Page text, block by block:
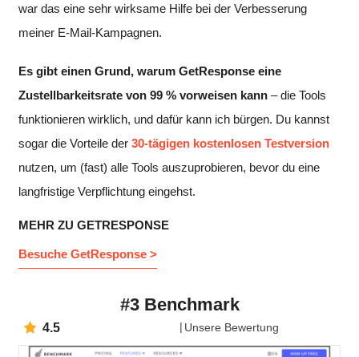
war das eine sehr wirksame Hilfe bei der Verbesserung
meiner E-Mail-Kampagnen.
Es gibt einen Grund, warum GetResponse eine
Zustellbarkeitsrate von 99 % vorweisen kann – die Tools
funktionieren wirklich, und dafür kann ich bürgen. Du kannst
sogar die Vorteile der 30-tägigen kostenlosen Testversion
nutzen, um (fast) alle Tools auszuprobieren, bevor du eine
langfristige Verpflichtung eingehst.
MEHR ZU GETRESPONSE
Besuche GetResponse >
#3 Benchmark
4.5 Unsere Bewertung